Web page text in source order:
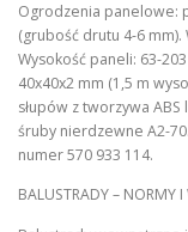
Ogrodzenia panelowe:
(grubość drutu 4-6 mm).
Wysokość paneli: 63-
40x40x2 mm (1,5 m
słupów z tworzywa
śruby nierdzewne A2-
numer 570 933 114.
BALUSTRADY – NORMY I